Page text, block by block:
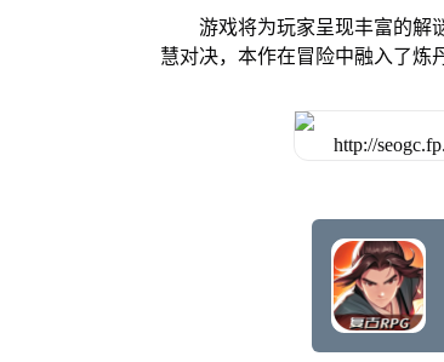
游戏将为玩家呈现丰富的解
慧对决，本作在冒险中融入了炼